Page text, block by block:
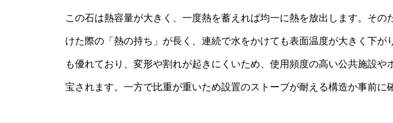
この石は熱容量が大きく、一度熱を蓄えれば均一に熱を放出します。その
けた際の「熱の持ち」が長く、連続で水をかけても表面温度が大きく下が
も優れており、変形や割れが起きにくいため、使用頻度の高い公共施設や
宝されます。一方で比重が重いため設置のストーブが耐える構造か事前に